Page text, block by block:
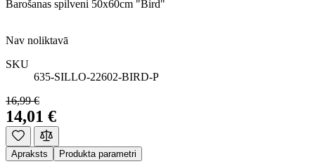
Barošanas spilveni 50x60cm "Bird"
Nav noliktavā
SKU
635-SILLO-22602-BIRD-P
16,99 €
14,01 €
Apraksts Produkta parametri